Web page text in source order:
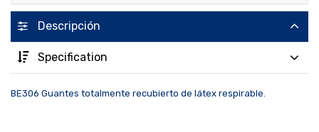
Descripción
Specification
BE306 Guantes totalmente recubierto de látex respirable.